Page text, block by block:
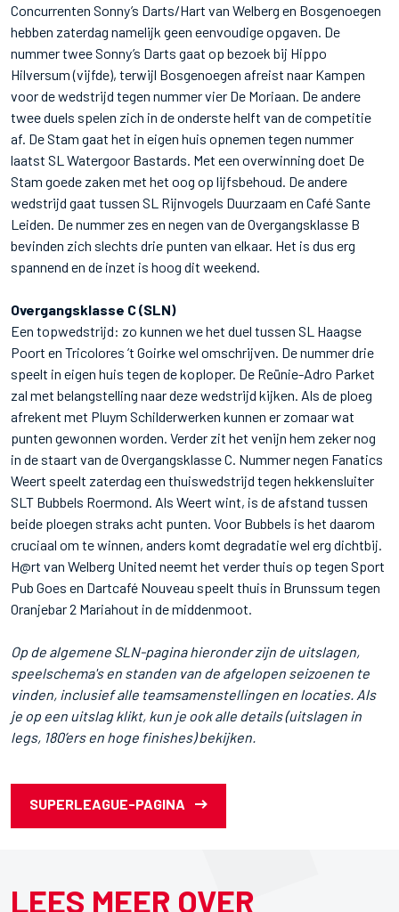
Concurrenten Sonny’s Darts/Hart van Welberg en Bosgenoegen
hebben zaterdag namelijk geen eenvoudige opgaven. De
nummer twee Sonny’s Darts gaat op bezoek bij Hippo
Hilversum (vijfde), terwijl Bosgenoegen afreist naar Kampen
voor de wedstrijd tegen nummer vier De Moriaan. De andere
twee duels spelen zich in de onderste helft van de competitie
af. De Stam gaat het in eigen huis opnemen tegen nummer
laatst SL Watergoor Bastards. Met een overwinning doet De
Stam goede zaken met het oog op lijfsbehoud. De andere
wedstrijd gaat tussen SL Rijnvogels Duurzaam en Café Sante
Leiden. De nummer zes en negen van de Overgangsklasse B
bevinden zich slechts drie punten van elkaar. Het is dus erg
spannend en de inzet is hoog dit weekend.
Overgangsklasse C (SLN)
Een topwedstrijd: zo kunnen we het duel tussen SL Haagse
Poort en Tricolores ’t Goirke wel omschrijven. De nummer drie
speelt in eigen huis tegen de koploper. De Reünie-Adro Parket
zal met belangstelling naar deze wedstrijd kijken. Als de ploeg
afrekent met Pluym Schilderwerken kunnen er zomaar wat
punten gewonnen worden. Verder zit het venijn hem zeker nog
in de staart van de Overgangsklasse C. Nummer negen Fanatics
Weert speelt zaterdag een thuiswedstrijd tegen hekkensluiter
SLT Bubbels Roermond. Als Weert wint, is de afstand tussen
beide ploegen straks acht punten. Voor Bubbels is het daarom
cruciaal om te winnen, anders komt degradatie wel erg dichtbij.
H@rt van Welberg United neemt het verder thuis op tegen Sport
Pub Goes en Dartcafé Nouveau speelt thuis in Brunssum tegen
Oranjebar 2 Mariahout in de middenmoot.
Op de algemene SLN-pagina hieronder zijn de uitslagen,
speelschema's en standen van de afgelopen seizoenen te
vinden, inclusief alle teamsamenstellingen en locaties. Als
je op een uitslag klikt, kun je ook alle details (uitslagen in
legs, 180’ers en hoge finishes) bekijken.
SUPERLEAGUE-PAGINA
LEES MEER OVER